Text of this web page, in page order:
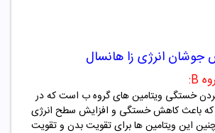
جوشان انرژی زا هانسال
B
:
بردن خستگی ویتامین های گروه ب است که در
که باعث کاهش خستگی و افزایش سطح انرژی
این ویتامین ها برای تقویت بدن و تقویت